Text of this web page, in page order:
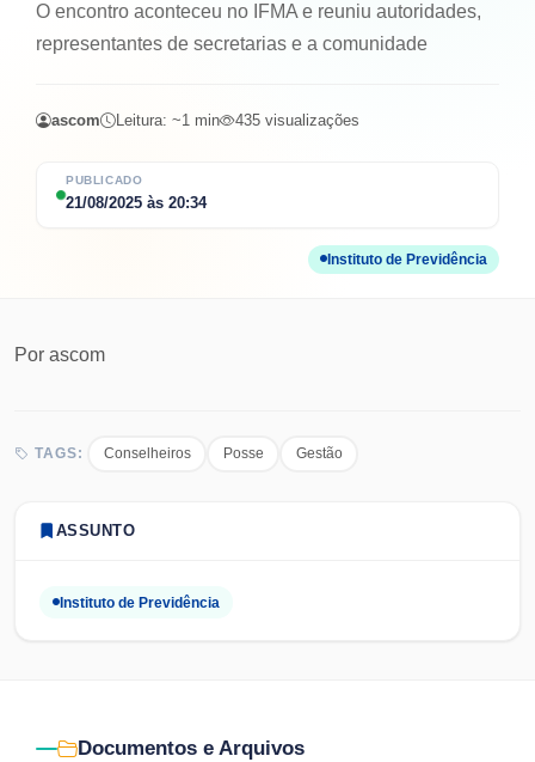
PUBLICADO
21/08/2025 às 20:34
Instituto de Previdência
O encontro aconteceu no IFMA e reuniu autoridades,
representantes de secretarias e a comunidade
ascom Leitura: ~1 min 435 visualizações
Por ascom
TAGS: Conselheiros Posse Gestão
ASSUNTO
Instituto de Previdência
Documentos e Arquivos